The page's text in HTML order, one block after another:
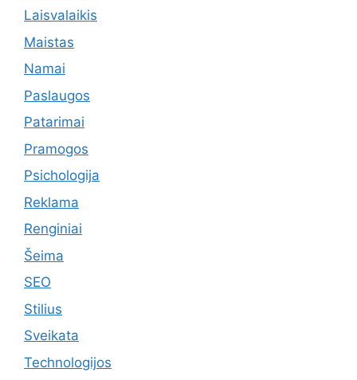
Laisvalaikis
Maistas
Namai
Paslaugos
Patarimai
Pramogos
Psichologija
Reklama
Renginiai
Šeima
SEO
Stilius
Sveikata
Technologijos